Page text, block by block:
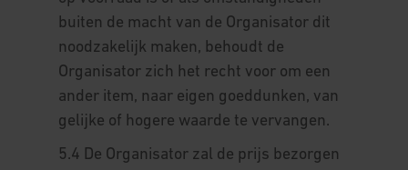
buiten de macht van de Organisator dit
noodzakelijk maken, behoudt de
Organisator zich het recht voor om een
ander item, naar eigen goeddunken, van
gelijke of hogere waarde te vervangen.
5.4 De Organisator zal de prijs bezorgen